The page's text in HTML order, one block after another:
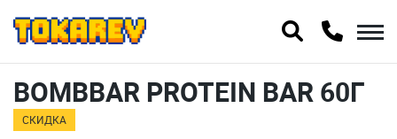
BOMBBAR PROTEIN BAR 60Г
СКИДКА